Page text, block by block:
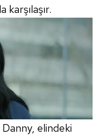
Danny, elindeki